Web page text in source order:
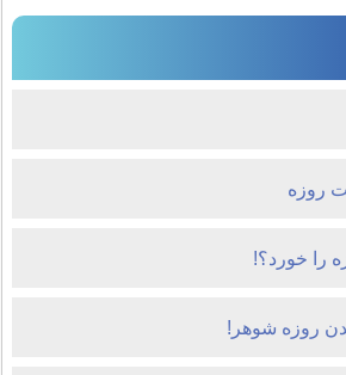
روزه
را خورد؟!
روزه شوهر!